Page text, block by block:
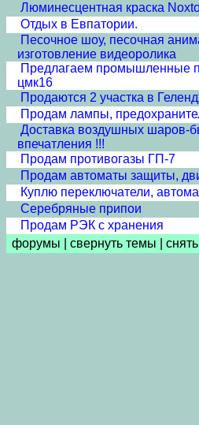
Люминесцентная краска
Отдых в Евпатории.
Песочное шоу, песочная
изготовление видеоролика
Предлагаем промышленные
цмк16
Продаются 2 участка в
Продам лампы,
Доставка воздушных шаров-
впечатления !!!
Продам противогазы ГП-7
Продам автоматы защиты,
Куплю переключатели,
Серебряные припои
Продам РЭК с хранения
форумы
свернуть темы снять